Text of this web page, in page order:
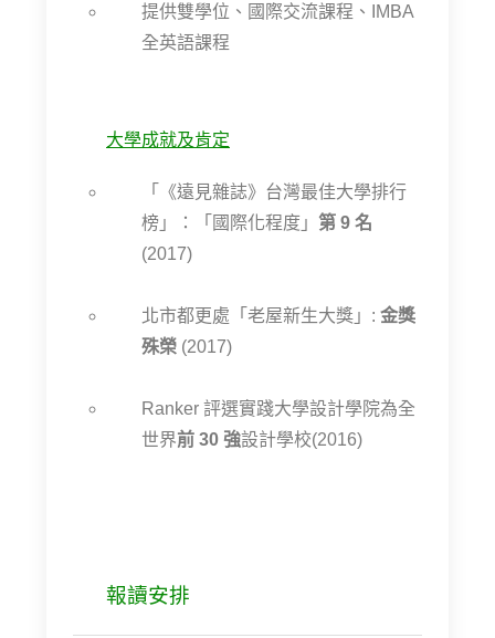
提供雙學位、國際交流課程、IMBA
全英語課程
大學成就及肯定
「《遠見雜誌》台灣最佳大學排行
榜」：「國際化程度」 第 9 名
(2017)
北市都更處「老屋新生大獎」: 金獎
殊榮 (2017)
Ranker 評選實踐大學設計學院為全
世界前 30 強設計學校(2016)
報讀安排